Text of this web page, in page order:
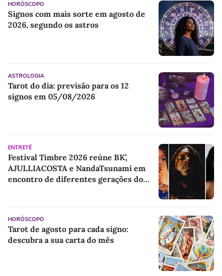
HORÓSCOPO
Signos com mais sorte em agosto de
2026, segundo os astros
ASTROLOGIA
Tarot do dia: previsão para os 12
signos em 05/08/2026
ENTRETÊ
Festival Timbre 2026 reúne BK’,
AJULLIACOSTA e NandaTsunami em
encontro de diferentes gerações do
HORÓSCOPO
Tarot de agosto para cada signo:
descubra a sua carta do mês